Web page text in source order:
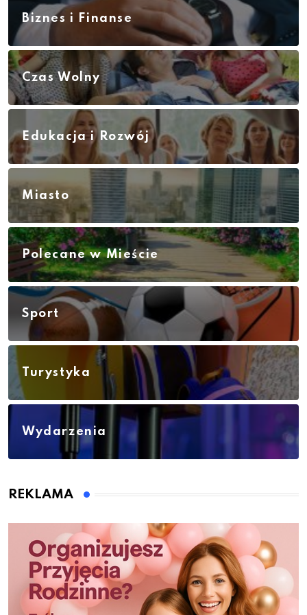
Biznes i Finanse
Czas Wolny
Edukacja i Rozwój
Miasto
Polecane w Mieście
Sport
Turystyka
Wydarzenia
REKLAMA